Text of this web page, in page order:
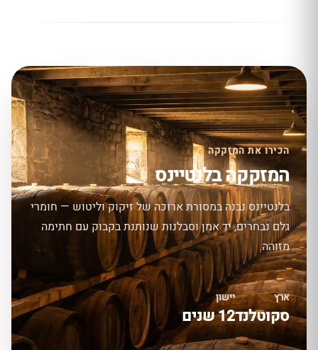
הכירו את המזקקה
המזקקה בלנטיינס
בלנטיינס נבנה במסורת ארוכה של זיקוק וליטוש — חומרי
גלם נבחרים, יד אמן וסבלנות שנותנת בקבוק עם חתימה
מזוהה.
ארץ
סקוטלנד
יישון
12 שנים